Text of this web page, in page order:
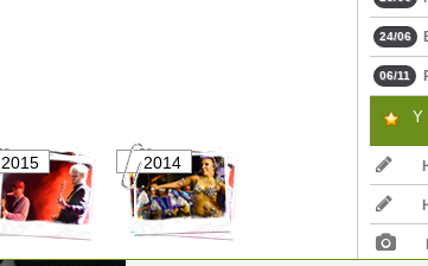
2015 2014
24/06
06/11
Y